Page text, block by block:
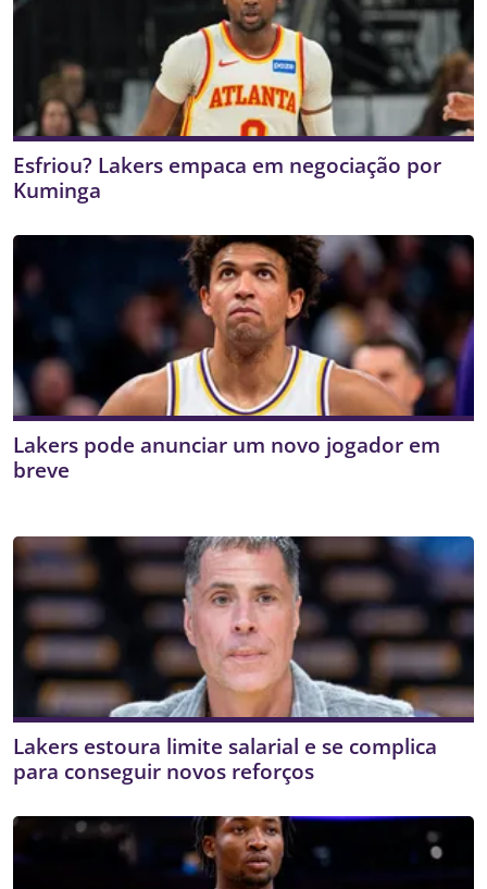
Esfriou? Lakers empaca em negociação por
Kuminga
Lakers pode anunciar um novo jogador em
breve
Lakers estoura limite salarial e se complica
para conseguir novos reforços